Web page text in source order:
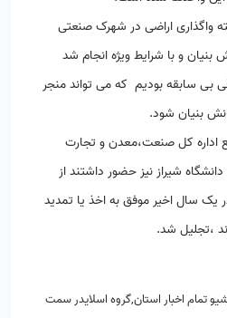
واگذاری اراضی در شهرک صنعتی
و با شرایط ویژه انجام شد
بی سابقه بودیم که می تواند منجر
بنیان شود.
اداره کل صنعت،معدن و تجارت
شیراز نیز حضور داشتند از
سال اخیر موفق به اخذ یا تمدید
،تجلیل شد.
تمام اخبار استان,گروه اسلایدر سمت